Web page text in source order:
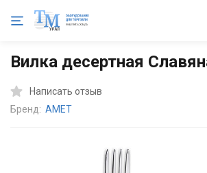
Главная Оборудование для Общепита
Вилка десертная
Написать отзыв
Бренд: АМЕТ